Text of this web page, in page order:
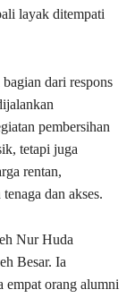
layak ditempati
dari respons
pembersihan
tetapi juga
rentan,
dan akses.
Nur Huda
Besar. Ia
empat orang alumni